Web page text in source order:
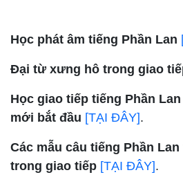
Học phát âm tiếng Phần Lan
Đại từ xưng hô trong giao
Học giao tiếp tiếng Phần
mới bắt đầu [TẠI ĐÂY].
Các mẫu câu tiếng Phần
trong giao tiếp [TẠI ĐÂY].